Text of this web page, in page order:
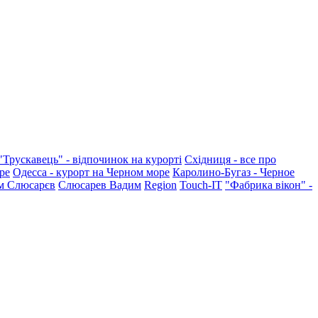
- відпочинок на курорті Східниця - все про
Одесса - курорт на Черном море Каролино-Бугаз - Черное
Слюсарєв Слюсарев Вадим Region Touch-IT "Фабрика вікон" -